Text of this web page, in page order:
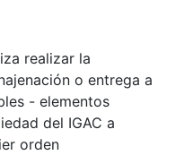
realizar la
o entrega a
- elementos
del IGAC a
orden